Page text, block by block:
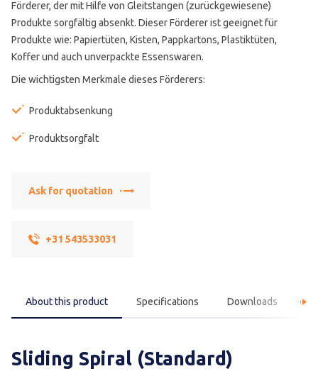
Förderer, der mit Hilfe von Gleitstangen (zurückgewiesene)
Produkte sorgfältig absenkt. Dieser Förderer ist geeignet für
Produkte wie: Papiertüten, Kisten, Pappkartons, Plastiktüten,
Koffer und auch unverpackte Essenswaren.
Die wichtigsten Merkmale dieses Förderers:
Produktabsenkung
Produktsorgfalt
Ask for quotation
+31 543533031
About this product Specifications Downloads
Sliding Spiral (Standard)